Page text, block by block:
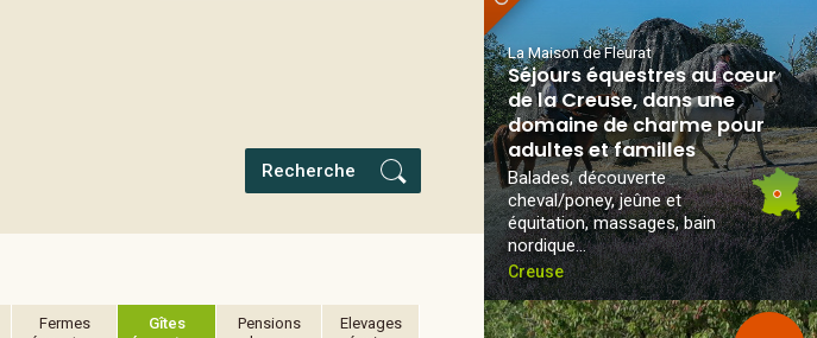
Recherche
Fermes
Gîtes
Pensions
Elevages
La Maison de Fleurat
Séjours équestres au cœur
de la Creuse, dans une
domaine de charme pour
adultes et familles
Balades, découverte
cheval/poney, jeûne et
équitation, massages, bain
nordique...
Creuse